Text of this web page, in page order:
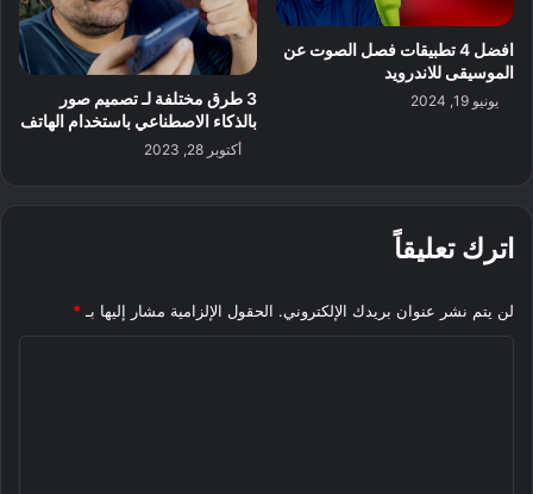
افضل 4 تطبيقات فصل الصوت عن
الموسيقى للاندرويد
يونيو 19, 2024
3 طرق مختلفة لـ تصميم صور
بالذكاء الاصطناعي باستخدام الهاتف
أكتوبر 28, 2023
اترك تعليقاً
لن يتم نشر عنوان بريدك الإلكتروني. الحقول الإلزامية مشار إليها بـ *